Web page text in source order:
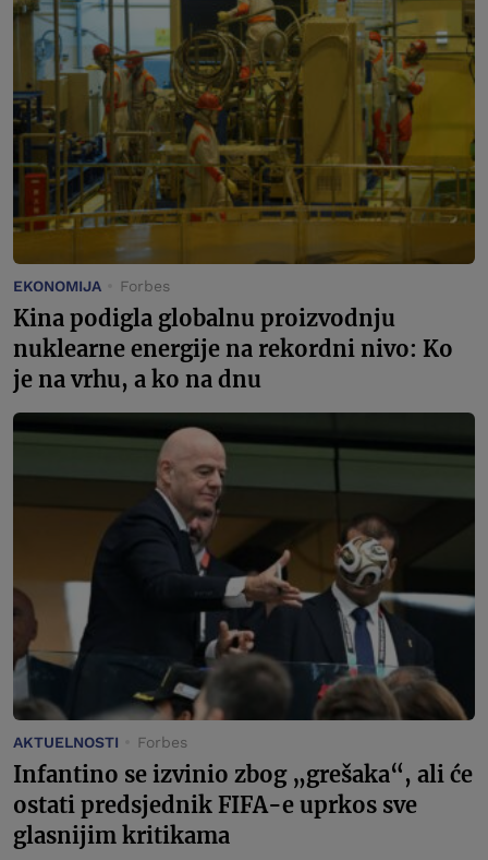
EKONOMIJA Forbes
Kina podigla globalnu proizvodnju
nuklearne energije na rekordni nivo: Ko
je na vrhu, a ko na dnu
AKTUELNOSTI Forbes
Infantino se izvinio zbog „grešaka“, ali će
ostati predsjednik FIFA-e uprkos sve
glasnijim kritikama